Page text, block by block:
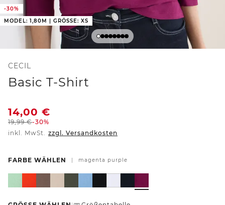
-30%
MODEL: 1,80M | GRÖSSE: XS
CECIL
Basic T-Shirt
14,00 €
19,99€-30%
inkl. MwSt. zzgl. Versandkosten
FARBE WÄHLEN magenta purple